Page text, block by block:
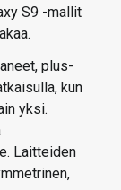
S9 -mallit
plus-
kun
yksi.
Laitteiden